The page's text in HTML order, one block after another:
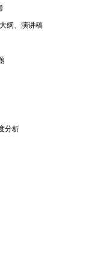
纲、演讲稿
分析